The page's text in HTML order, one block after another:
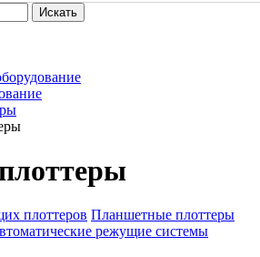
Искать
плоттеров Планшетные плоттеры
режущие системы